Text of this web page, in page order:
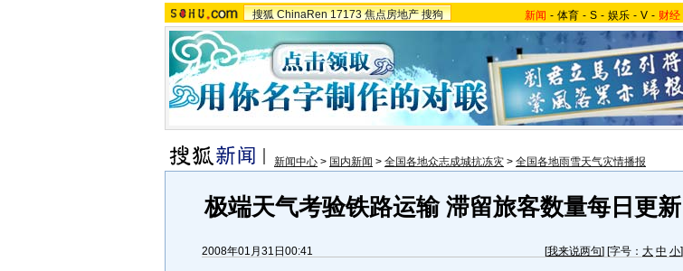
搜狐 ChinaRen 17173 焦点房地产 搜狗 新闻 - 体育 - S - 娱乐 - V - 财经
新闻中心 > 国内新闻 > 全国各地众志成城抗冻灾 > 全国各地雨雪天气灾情播报
极端天气考验铁路运输 滞留旅客数量每日更新
2008年01月31日00:41 [我来说两句] [字号： 大 中 小]